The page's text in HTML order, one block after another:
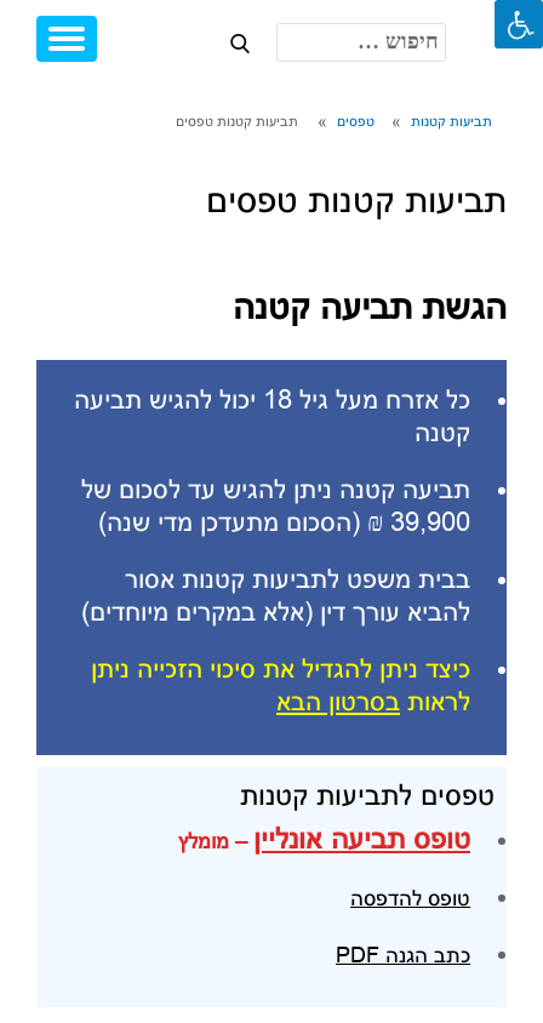
חיפוש:
תביעות קטנות טפסים תביעות קטנות טפסים
תביעות קטנות טפסים
הגשת תביעה קטנה
כל אזרח מעל גיל 18 יכול להגיש תביעה
קטנה
תביעה קטנה ניתן להגיש עד לסכום של
39,900 ₪ (הסכום מתעדכן מדי שנה)
בבית משפט לתביעות קטנות אסור
להביא עורך דין (אלא במקרים מיוחדים)
כיצד ניתן להגדיל את סיכוי הזכייה ניתן
לראותבסרטון הבא
טפסים לתביעות קטנות
טופס תביעה אונליין – מומלץ
טופס להדפסה
כתב הגנה PDF